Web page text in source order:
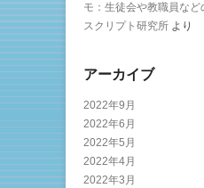
モ：生徒会や教職員など
スクリプト研究所 より
アーカイブ
2022年9月
2022年6月
2022年5月
2022年4月
2022年3月